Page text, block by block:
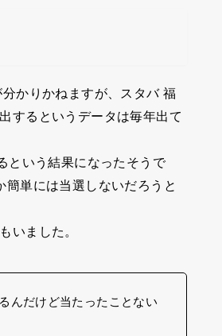
かりかねますが、スタバ 福
するというデータは毎年出て
という結果になったそうで
単には当選しないだろうと
いました。
んだけど当たったことない